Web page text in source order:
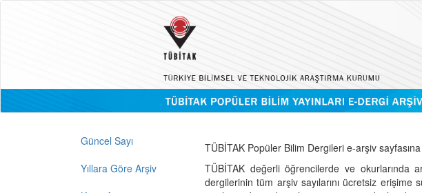
Güncel Sayı
Yıllara Göre Arşiv
TÜBİTAK Popüler Bilim Dergileri e-arşiv
TÜBİTAK değerli öğrencilerde ve okurlarında
dergilerinin tüm arşiv sayılarını ücretsiz